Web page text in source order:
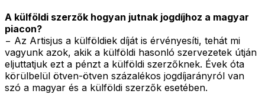
A külföldi szerzők hogyan jutnak jogdíjhoz a magyar
piacon?
− Az Artisjus a külföldiek díját is érvényesíti, tehát mi
vagyunk azok, akik a külföldi hasonló szervezetek útján
eljuttatjuk ezt a pénzt a külföldi szerzőknek. Évek óta
körülbelül ötven-ötven százalékos jogdíjarányról van
szó a magyar és a külföldi szerzők esetében.